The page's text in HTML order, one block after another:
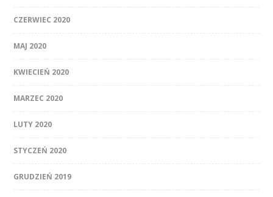
CZERWIEC 2020
MAJ 2020
KWIECIEŃ 2020
MARZEC 2020
LUTY 2020
STYCZEŃ 2020
GRUDZIEŃ 2019